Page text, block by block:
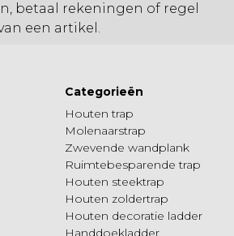
betaal rekeningen of regel
een artikel.
Categorieën
Houten trap
Molenaarstrap
Zwevende wandplank
Ruimtebesparende trap
Houten steektrap
Houten zoldertrap
Houten decoratie ladder
Handdoekladder